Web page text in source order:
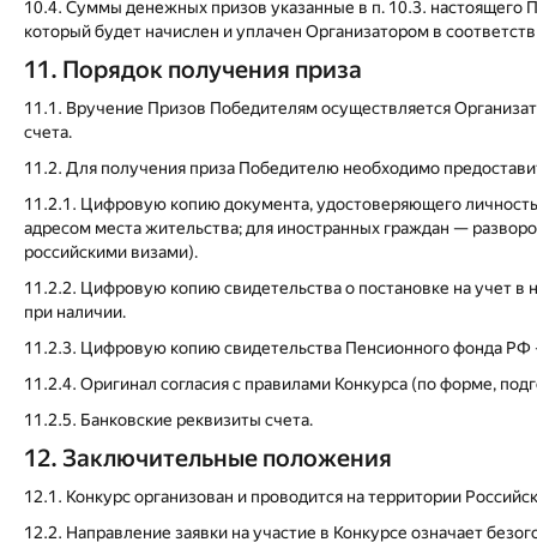
10.4. Суммы денежных призов указанные в п. 10.3.
который будет начислен и уплачен Организатором в
11. Порядок получения приза
11.1. Вручение Призов Победителям осуществляется
счета.
11.2. Для получения приза Победителю необходимо
11.2.1. Цифровую копию документа, удостоверяющего
адресом места жительства; для иностранных граждан —
российскими визами).
11.2.2. Цифровую копию свидетельства о постановке на учет
при наличии.
11.2.3. Цифровую копию свидетельства Пенсионного фонда РФ
11.2.4. Оригинал согласия с правилами Конкурса (по форме,
11.2.5. Банковские реквизиты счета.
12. Заключительные положения
12.1. Конкурс организован и проводится на территории
12.2. Направление заявки на участие в Конкурсе означает